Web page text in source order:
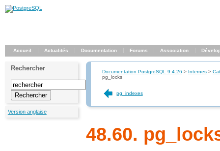
Accueil Actualités Documentation Forums Association
Rechercher
Version anglaise
Documentation PostgreSQL 9.4.26 > Internes>
pg_locks
pg_indexes
48.60.